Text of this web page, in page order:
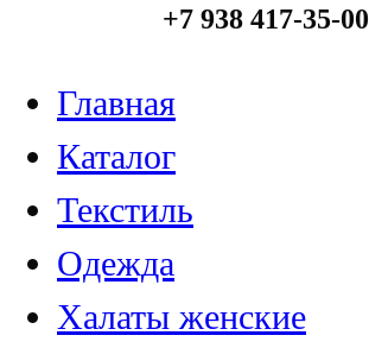
+7 938 417-35-00
Главная
Каталог
Текстиль
Одежда
Халаты женские